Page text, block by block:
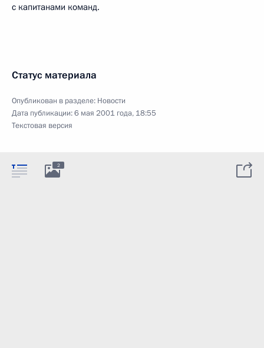
с капитанами команд.
Статус материала
Опубликован в разделе: Новости
Дата публикации:6 мая 2001 года, 18:55
Текстовая версия
2